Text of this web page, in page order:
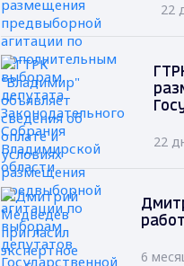
22
22
6